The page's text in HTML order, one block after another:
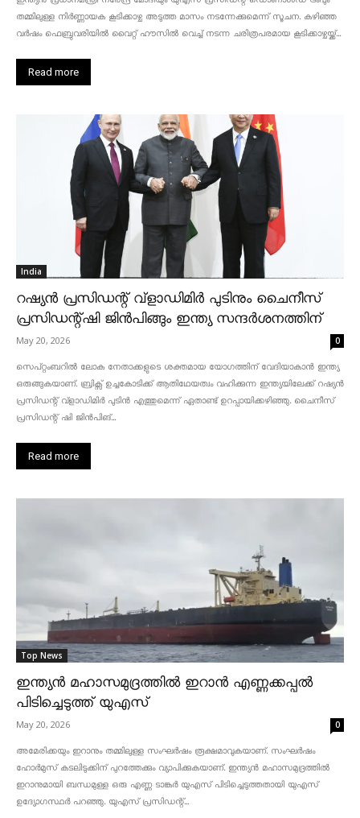
തമ്മിലുള്ള നിർണ്ണായക കൂടിക്കാഴ്ച അടുത്ത മാസം നടന്നേക്കുമെന്ന് സൂചന. കഴിഞ്ഞ
വർഷം ഫെബ്രുവരിയിൽ വൈറ്റ് ഹൗസിൽ വെച്ച് നടന്ന ചരിത്രപരമായ കൂടിക്കാഴ്ചയ്ക്ക്...
Read more
India
റഷ്യൻ പ്രസിഡന്റ് വ്‌ളാഡിമിർ പുടിനും ചൈനീസ്
പ്രസിഡന്റ്ഷി ജിൻപിങ്ങും ഇന്ത്യ സന്ദർശനത്തിന്
May 20, 2026 0
സെപ്റ്റംബറിൽ ലോക നേതാക്കളുടെ ശക്തമായ യോഗത്തിന് വേദിയാകാൻ ഇന്ത്യ
ഒരുങ്ങുകയാണ്. ബ്രിക്സ് ഉച്ചകോടിക്ക് ആതിഥേയത്വം വഹിക്കുന്ന ഇന്ത്യയിലേക്ക് റഷ്യൻ
പ്രസിഡന്റ് വ്‌ളാഡിമിർ പുടിൻ എത്തുമെന്ന് ഏതാണ്ട് ഉറപ്പായിക്കഴിഞ്ഞു. ചൈനീസ്
പ്രസിഡന്റ് ഷി ജിൻപിങ്...
Read more
Top News
ഇന്ത്യൻ മഹാസമുദ്രത്തിൽ ഇറാൻ എണ്ണക്കപ്പൽ
പിടിച്ചെടുത്ത് യുഎസ്
May 20, 2026 0
അമേരിക്കയും ഇറാനും തമ്മിലുള്ള സംഘർഷം രൂക്ഷമാവുകയാണ്. സംഘർഷം
ഹോർമുസ് കടലിടുക്കിന് പുറത്തേക്കും വ്യാപിക്കുകയാണ്. ഇന്ത്യൻ മഹാസമുദ്രത്തിൽ
ഇറാനുമായി ബന്ധമുള്ള ഒരു എണ്ണ ടാങ്കർ യുഎസ് പിടിച്ചെടുത്തതായി യുഎസ്
ഉദ്യോഗസ്ഥർ പറഞ്ഞു. യുഎസ് പ്രസിഡന്റ്...